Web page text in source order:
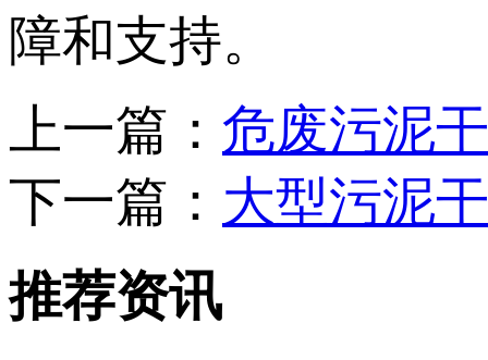
障和支持。
上一篇： 危废污泥
下一篇： 大型污泥
推荐资讯